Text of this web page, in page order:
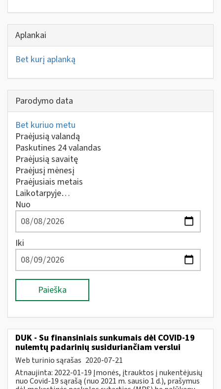
Aplankai
Bet kurį aplanką
Parodymo data
Bet kuriuo metu
Praėjusią valandą
Paskutines 24 valandas
Praėjusią savaitę
Praėjusį mėnesį
Praėjusiais metais
Laikotarpyje…
Nuo
Iki
Paieška
DUK - Su finansiniais sunkumais dėl COVID-19
nulemtų padarinių susiduriančiam verslui
Web turinio sąrašas 2020-07-21
Atnaujinta: 2022-01-19 Įmonės, įtrauktos į nukentėjusių
nuo Covid-19 sąrašą (nuo 2021 m. sausio 1 d.), prašymus